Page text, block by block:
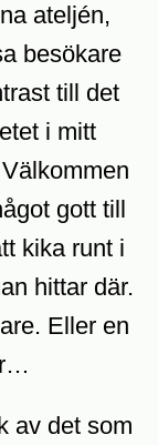
ateljén,
besökare
till det
i mitt
gott till
kika runt i
hittar där.
Eller en
av det som